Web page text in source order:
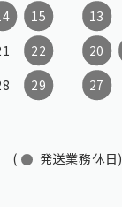
15
22
29
13
20
27
( 発送業務休日)